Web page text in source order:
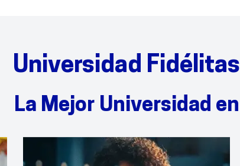
Universidad Fidélitas
La Mejor Universidad en